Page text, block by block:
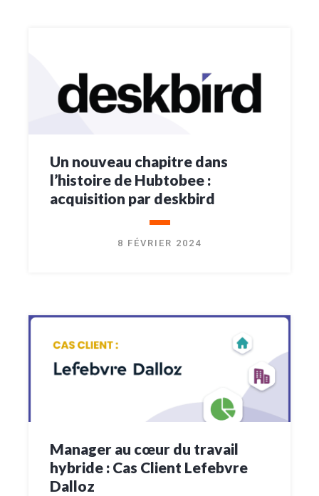
Un nouveau chapitre dans
l’histoire de Hubtobee :
acquisition par deskbird
8 FÉVRIER 2024
Manager au cœur du travail
hybride : Cas Client Lefebvre
Dalloz